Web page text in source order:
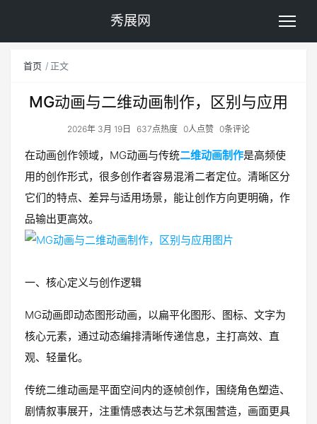
秀展网
首页 正文
MG动画与二维动画制作，区别与应用
2026年 3月 19日 637点热度 0人点赞 0条评论
在动画创作领域，MG动画与传统二维动画制作是高频使
用的创作形式，很多创作者容易混淆二者定位。清晰区分
它们的特点、差异与适用场景，能让创作方向更明确，作
品输出更高效。
一、核心定义与创作逻辑
MG动画即动态图形动画，以扁平化图形、图标、文字为
核心元素，通过动态编排清晰传递信息，主打高效、直
观、轻量化。
传统二维动画是平面空间内的逐帧创作，围绕角色塑造、
剧情叙事展开，注重情感表达与艺术氛围营造，画面更具